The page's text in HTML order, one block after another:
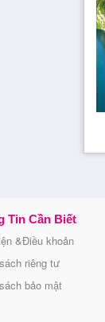
Tin Cần Biết
&Điều khoản
riêng tư
bảo mật